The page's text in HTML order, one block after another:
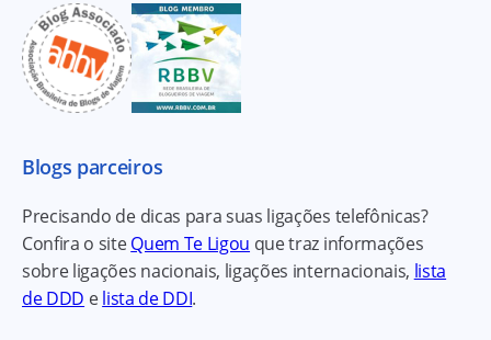
Blogs parceiros
Precisando de dicas para suas ligações telefônicas?
Confira o siteQuem Te Ligou que traz informações
sobre ligações nacionais, ligações internacionais, lista
de DDD elista de DDI.